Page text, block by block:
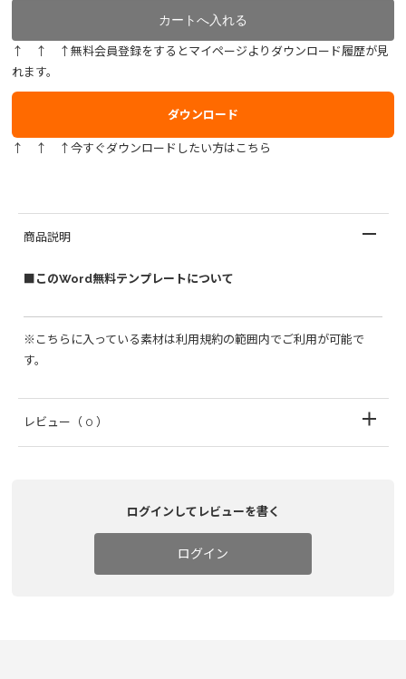
↑ ↑ ↑無料会員登録をするとマイページよりダウンロード履歴が見
れます。
ダウンロード
↑ ↑ ↑今すぐダウンロードしたい方はこちら
商品説明
■このWord無料テンプレートについて
※こちらに入っている素材は利用規約の範囲内でご利用が可能で
す。
レビュー （ 0 ）
ログインしてレビューを書く
ログイン